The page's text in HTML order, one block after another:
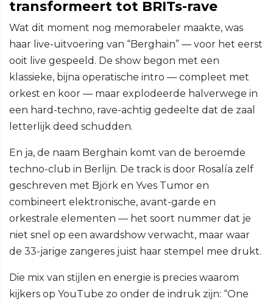
transformeert tot BRITs-rave
Wat dit moment nog memorabeler maakte, was
haar live-uitvoering van “Berghain” — voor het eerst
ooit live gespeeld. De show begon met een
klassieke, bijna operatische intro — compleet met
orkest en koor — maar explodeerde halverwege in
een hard-techno, rave-achtig gedeelte dat de zaal
letterlijk deed schudden.
En ja, de naam Berghain komt van de beroemde
techno-club in Berlijn. De track is door Rosalía zelf
geschreven met Björk en Yves Tumor en
combineert elektronische, avant-garde en
orkestrale elementen — het soort nummer dat je
niet snel op een awardshow verwacht, maar waar
de 33-jarige zangeres juist haar stempel mee drukt.
Die mix van stijlen en energie is precies waarom
kijkers op YouTube zo onder de indruk zijn: “One